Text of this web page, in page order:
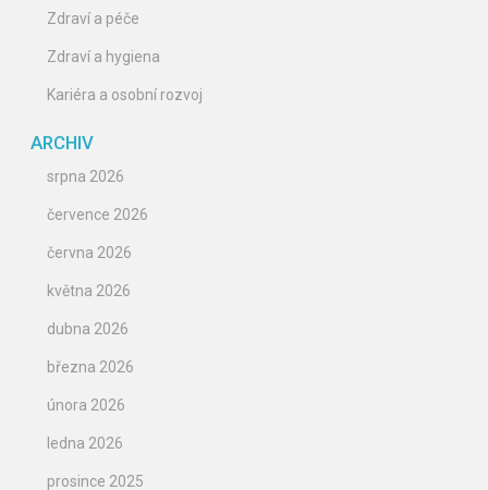
Zdraví a péče
Zdraví a hygiena
Kariéra a osobní rozvoj
ARCHIV
srpna 2026
července 2026
června 2026
května 2026
dubna 2026
března 2026
února 2026
ledna 2026
prosince 2025